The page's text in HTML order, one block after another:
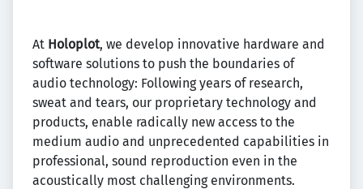
At Holoplot, we develop innovative hardware and
software solutions to push the boundaries of
audio technology: Following years of research,
sweat and tears, our proprietary technology and
products, enable radically new access to the
medium audio and unprecedented capabilities in
professional, sound reproduction even in the
acoustically most challenging environments.